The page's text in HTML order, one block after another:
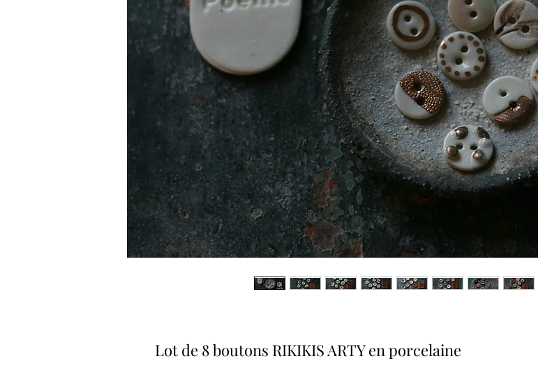
Lot de 8 boutons RIKIKIS ARTY en porcelaine